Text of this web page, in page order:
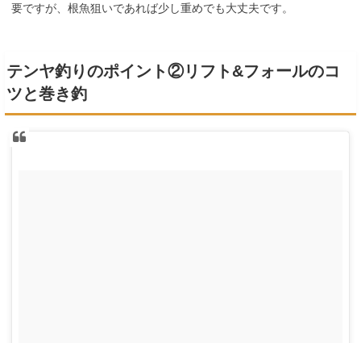
要ですが、根魚狙いであれば少し重めでも大丈夫です。
テンヤ釣りのポイント②リフト&フォールのコ
ツと巻き釣